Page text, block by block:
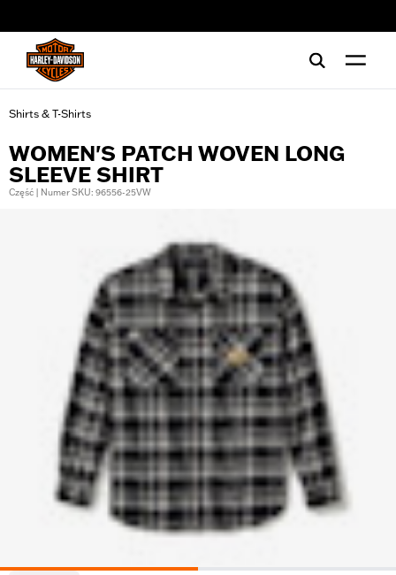
Shirts & T-Shirts
WOMEN'S PATCH WOVEN LONG
SLEEVE SHIRT
Część | Numer SKU: 96556-25VW